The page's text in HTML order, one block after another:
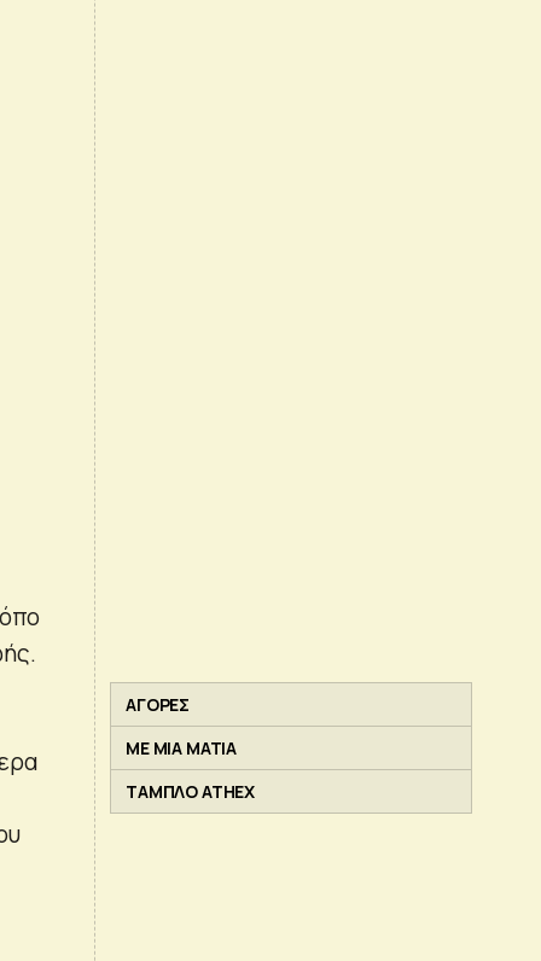
ΑΓΟΡΕΣ
ΜΕ ΜΙΑ ΜΑΤΙΑ
ΤΑΜΠΛΟ ATHEX